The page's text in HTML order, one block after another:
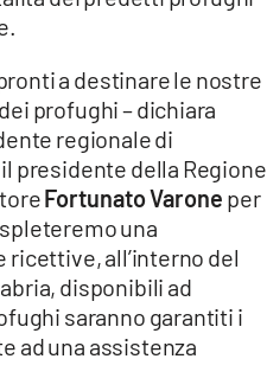
a destinare le nostre
profughi – dichiara
regionale di
presidente della Regione
Fortunato Varone per
una
all’interno del
disponibili ad
saranno garantiti i
ad una assistenza